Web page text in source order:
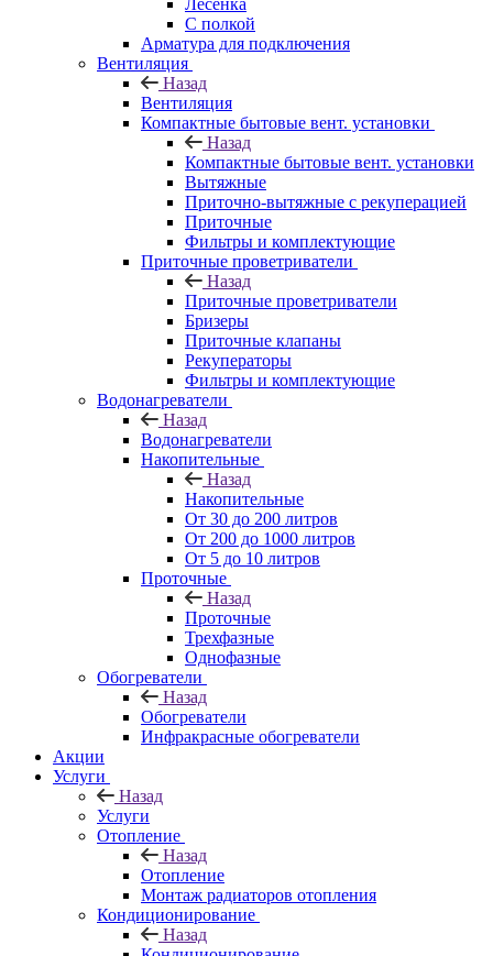
Лесенка
С полкой
Арматура для подключения
Вентиляция
Назад
Вентиляция
Компактные бытовые вент. установки
Назад
Компактные бытовые вент. установки
Вытяжные
Приточно-вытяжные с рекуперацией
Приточные
Фильтры и комплектующие
Приточные проветриватели
Назад
Приточные проветриватели
Бризеры
Приточные клапаны
Рекуператоры
Фильтры и комплектующие
Водонагреватели
Назад
Водонагреватели
Накопительные
Назад
Накопительные
От 30 до 200 литров
От 200 до 1000 литров
От 5 до 10 литров
Проточные
Назад
Проточные
Трехфазные
Однофазные
Обогреватели
Назад
Обогреватели
Инфракрасные обогреватели
Акции
Услуги
Назад
Услуги
Отопление
Назад
Отопление
Монтаж радиаторов отопления
Кондиционирование
Назад